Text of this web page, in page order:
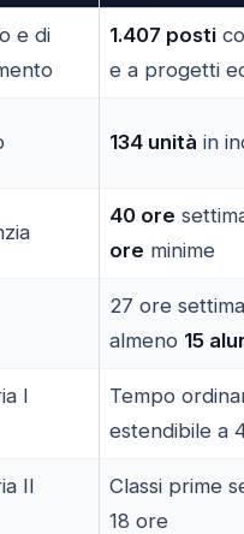
e di
1.407 posti
e a progetti
134 unità in
40 ore
ore minime
27 ore
almeno 15
I
Tempo
estendibile a
II
Classi prime
18 ore